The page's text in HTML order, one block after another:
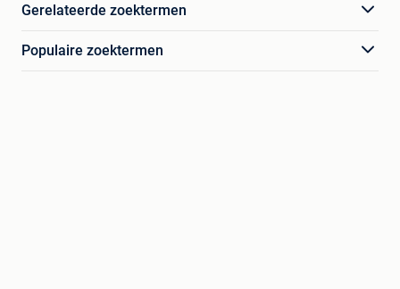
Gerelateerde zoektermen
Populaire zoektermen